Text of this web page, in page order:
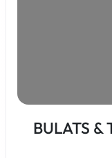
BULATS